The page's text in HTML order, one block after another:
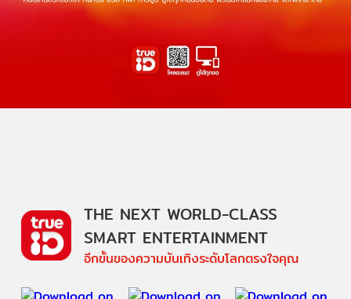
THE NEXT WORLD-CLASS
SMART ENTERTAINMENT
อีกขั้นของความบันเทิงระดับโลกตรงใจคุณ